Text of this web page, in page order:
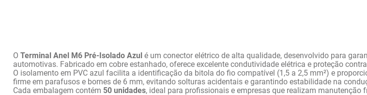
O Terminal Anel M6 Pré-Isolado Azul é um conector elétrico de alta qualidade, desenvolvido para
automotivas. Fabricado em cobre estanhado, oferece excelente condutividade elétrica e proteção
O isolamento em PVC azul facilita a identificação da bitola do fio compatível (1,5 a 2,5 mm²) e
firme em parafusos e bornes de 6 mm, evitando solturas acidentais e garantindo estabilidade na
Cada embalagem contém 50 unidades, ideal para profissionais e empresas que realizam manutenção